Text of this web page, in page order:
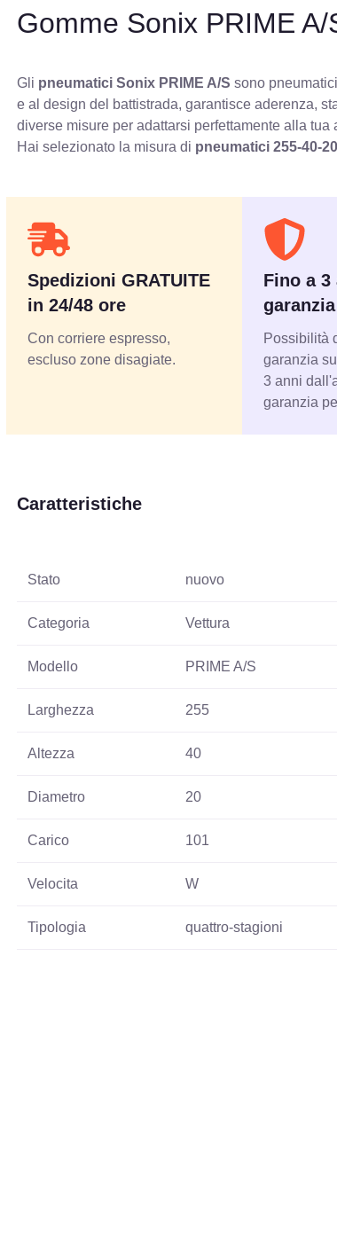
Gomme Sonix PRIME A/
Gli pneumatici Sonix PRIME A/S sono
e al design del battistrada, garantisce aderenza,
diverse misure per adattarsi perfettamente alla tua
Hai selezionato la misura di pneumatici255-40-
Spedizioni GRATUITE
in 24/48 ore
Con corriere espresso,
escluso zone disagiate.
Fino a 3
garanzia
Possibilità
garanzia
3 anni
garanzia
Caratteristiche
Stato nuovo
Categoria Vettura
Modello PRIME A/S
Larghezza 255
Altezza 40
Diametro 20
Carico 101
Velocita W
Tipologia quattro-stagioni